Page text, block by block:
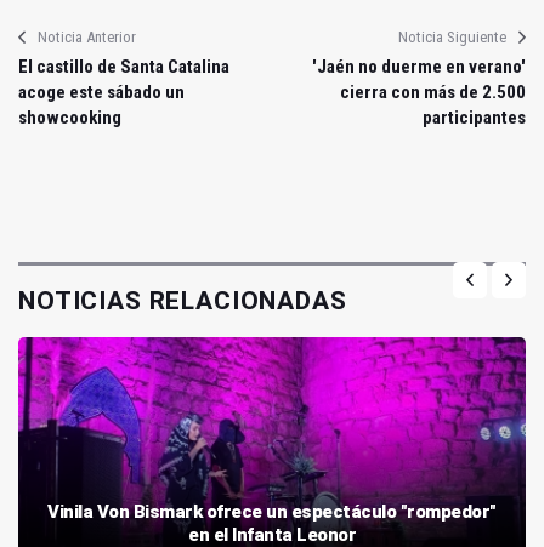
Noticia Anterior
El castillo de Santa Catalina
acoge este sábado un
showcooking
Noticia Siguiente
'Jaén no duerme en verano'
cierra con más de 2.500
participantes
NOTICIAS RELACIONADAS
Vinila Von Bismark ofrece un espectáculo "rompedor"
en el Infanta Leonor